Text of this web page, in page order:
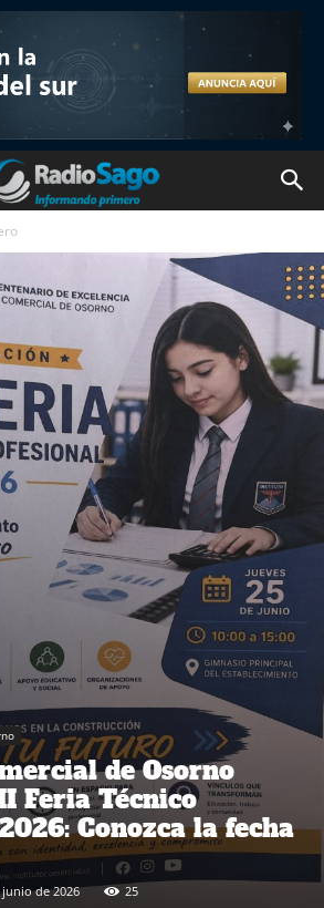
de Osorno
Feria Técnico
Conozca la fecha
junio de 2026 25